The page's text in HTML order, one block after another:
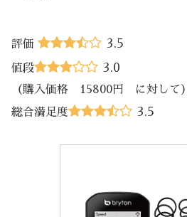
評価 3.5
値段 3.0
（購入価格 15800円 に対して）
総合満足度
3.5